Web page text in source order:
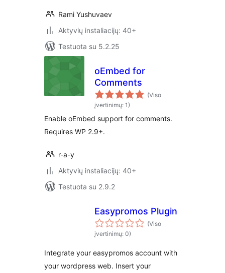
Rami Yushuvaev
Aktyvių instaliacijų: 40+
Testuota su 5.2.25
oEmbed for
Comments
(Viso
įvertinimų: 1)
Enable oEmbed support for comments.
Requires WP 2.9+.
r-a-y
Aktyvių instaliacijų: 40+
Testuota su 2.9.2
Easypromos Plugin
(Viso
įvertinimų: 0)
Integrate your easypromos account with
your wordpress web. Insert your